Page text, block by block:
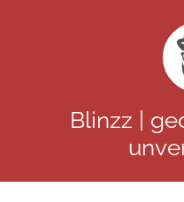
Blinzz |